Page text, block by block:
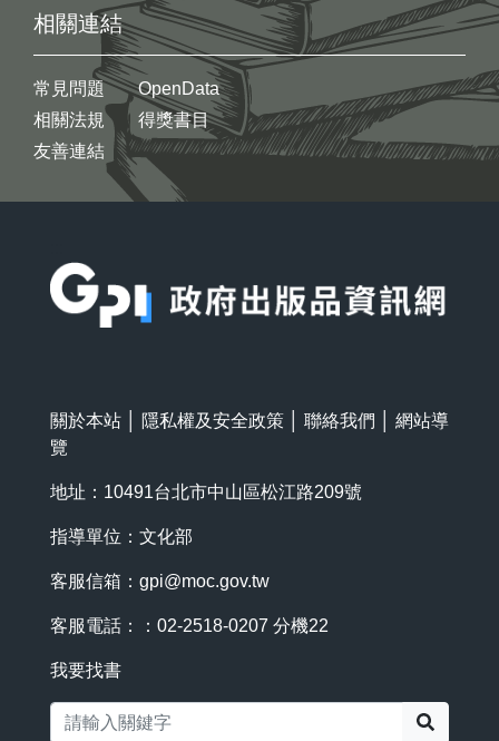
相關連結
常見問題
相關法規
友善連結
OpenData
得獎書目
關於本站 隱私權及安全政策 聯絡我們
網站導
覽
地址：10491台北市中山區松江路209號
指導單位：文化部
客服信箱： gpi@moc.gov.tw
客服電話：：02-2518-0207 分機22
我要找書